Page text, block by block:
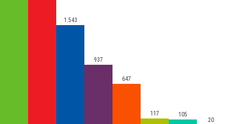
1.543
937
647
117 105
20